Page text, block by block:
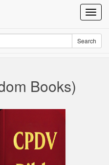
Search
Books)